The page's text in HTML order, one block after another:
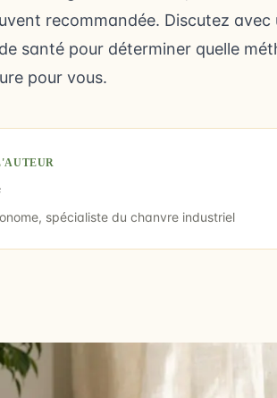
recommandée. Discutez avec
santé pour déterminer quelle
pour vous.
spécialiste du chanvre industriel